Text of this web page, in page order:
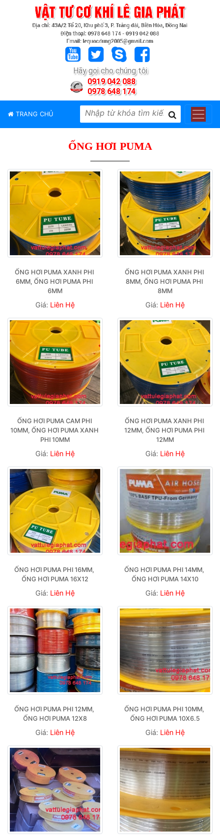
Hãy gọi cho chúng tôi
0919 042 088
0978 648 174
TRANG CHỦ
PHẨM
HIỆU
LIÊN
HỆ
ỐNG HƠI PUMA
ỐNG HƠI PUMA XANH PHI
6MM, ỐNG HƠI PUMA PHI
6MM
Giá: Liên Hệ
ỐNG HƠI PUMA XANH PHI
8MM, ỐNG HƠI PUMA PHI
8MM
Giá: Liên Hệ
ỐNG HƠI PUMA CAM PHI
10MM, ỐNG HƠI PUMA XANH
PHI 10MM
Giá: Liên Hệ
ỐNG HƠI PUMA XANH PHI
12MM, ỐNG HƠI PUMA PHI
12MM
Giá: Liên Hệ
ỐNG HƠI PUMA PHI 16MM,
ỐNG HƠI PUMA 16X12
Giá: Liên Hệ
ỐNG HƠI PUMA PHI 14MM,
ỐNG HƠI PUMA 14X10
Giá: Liên Hệ
ỐNG HƠI PUMA PHI 12MM,
ỐNG HƠI PUMA 12X8
Giá: Liên Hệ
ỐNG HƠI PUMA PHI 10MM,
ỐNG HƠI PUMA 10X6.5
Giá: Liên Hệ